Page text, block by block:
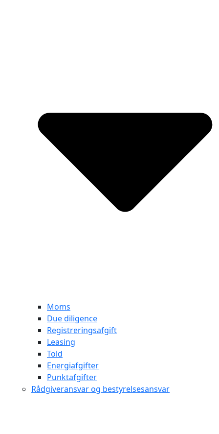
Moms
Due diligence
Registreringsafgift
Leasing
Told
Energiafgifter
Punktafgifter
Rådgiveransvar og bestyrelsesansvar